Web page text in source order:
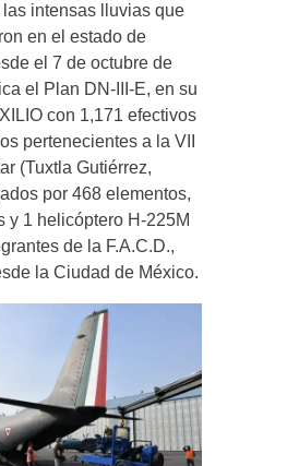
intensas lluvias que
en el estado de
el 7 de octubre de
el Plan DN-III-E, en su
con 1,171 efectivos
pertenecientes a la VII
(Tuxtla Gutiérrez,
por 468 elementos,
y 1 helicóptero H-225M
de la F.A.C.D.,
la Ciudad de México.